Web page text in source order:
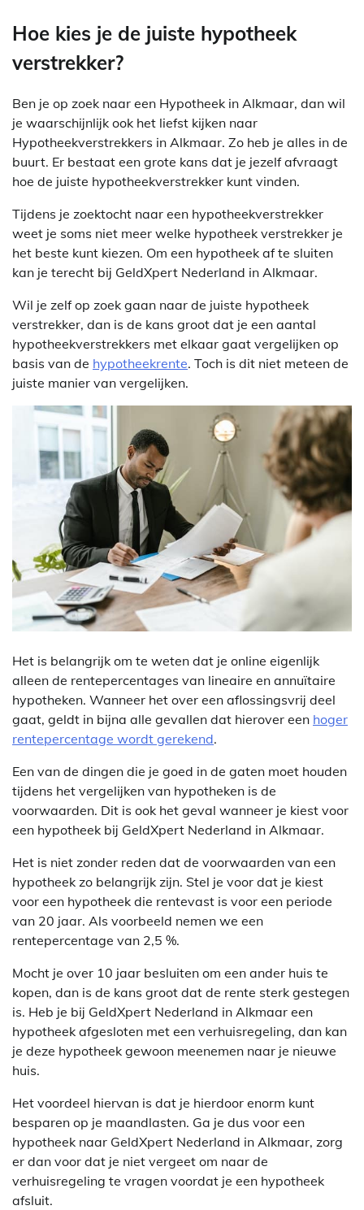
Hoe kies je de juiste hypotheek
verstrekker?
Ben je op zoek naar een Hypotheek in Alkmaar, dan wil
je waarschijnlijk ook het liefst kijken naar
Hypotheekverstrekkers in Alkmaar. Zo heb je alles in de
buurt. Er bestaat een grote kans dat je jezelf afvraagt
hoe de juiste hypotheekverstrekker kunt vinden.
Tijdens je zoektocht naar een hypotheekverstrekker
weet je soms niet meer welke hypotheek verstrekker je
het beste kunt kiezen. Om een hypotheek af te sluiten
kan je terecht bij GeldXpert Nederland in Alkmaar.
Wil je zelf op zoek gaan naar de juiste hypotheek
verstrekker, dan is de kans groot dat je een aantal
hypotheekverstrekkers met elkaar gaat vergelijken op
basis van de hypotheekrente. Toch is dit niet meteen de
juiste manier van vergelijken.
Het is belangrijk om te weten dat je online eigenlijk
alleen de rentepercentages van lineaire en annuïtaire
hypotheken. Wanneer het over een aflossingsvrij deel
gaat, geldt in bijna alle gevallen dat hierover een hoger
rentepercentage wordt gerekend.
Een van de dingen die je goed in de gaten moet houden
tijdens het vergelijken van hypotheken is de
voorwaarden. Dit is ook het geval wanneer je kiest voor
een hypotheek bij GeldXpert Nederland in Alkmaar.
Het is niet zonder reden dat de voorwaarden van een
hypotheek zo belangrijk zijn. Stel je voor dat je kiest
voor een hypotheek die rentevast is voor een periode
van 20 jaar. Als voorbeeld nemen we een
rentepercentage van 2,5 %.
Mocht je over 10 jaar besluiten om een ander huis te
kopen, dan is de kans groot dat de rente sterk gestegen
is. Heb je bij GeldXpert Nederland in Alkmaar een
hypotheek afgesloten met een verhuisregeling, dan kan
je deze hypotheek gewoon meenemen naar je nieuwe
huis.
Het voordeel hiervan is dat je hierdoor enorm kunt
besparen op je maandlasten. Ga je dus voor een
hypotheek naar GeldXpert Nederland in Alkmaar, zorg
er dan voor dat je niet vergeet om naar de
verhuisregeling te vragen voordat je een hypotheek
afsluit.